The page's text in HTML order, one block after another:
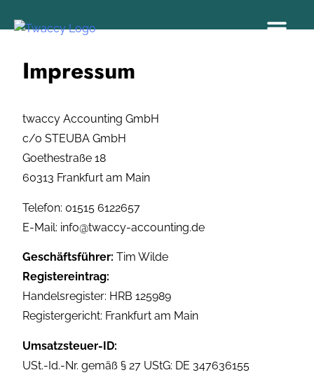
Impressum
twaccy Accounting GmbH
c/o STEUBA GmbH
Goethestraße 18
60313 Frankfurt am Main
Telefon:01515 6122657
E-Mail: info@twaccy-accounting.de
Geschäftsführer: Tim Wilde
Registereintrag:
Handelsregister: HRB 125989
Registergericht: Frankfurt am Main
Umsatzsteuer-ID:
USt.-Id.-Nr. gemäß § 27 UStG: DE 347636155